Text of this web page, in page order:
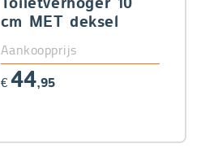
Toiletverhoger 10
cm MET deksel
Aankoopprijs
€ 44,95